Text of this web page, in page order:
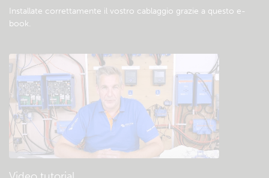
Installate correttamente il vostro cablaggio grazie a questo e-
book.